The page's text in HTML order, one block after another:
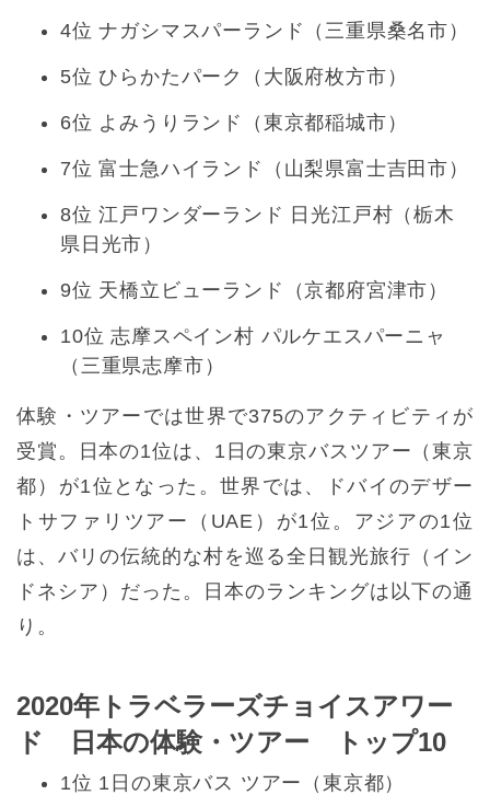
4位 ナガシマスパーランド（三重県桑名市）
5位 ひらかたパーク（大阪府枚方市）
6位 よみうりランド（東京都稲城市）
7位 富士急ハイランド（山梨県富士吉田市）
8位 江戸ワンダーランド 日光江戸村（栃木
県日光市）
9位 天橋立ビューランド（京都府宮津市）
10位 志摩スペイン村 パルケエスパーニャ
（三重県志摩市）
体験・ツアーでは世界で375のアクティビティが
受賞。日本の1位は、1日の東京バスツアー（東京
都）が1位となった。世界では、ドバイのデザー
トサファリツアー（UAE）が1位。アジアの1位
は、バリの伝統的な村を巡る全日観光旅行（イン
ドネシア）だった。日本のランキングは以下の通
り。
2020年トラベラーズチョイスアワー
ド 日本の体験・ツアー トップ10
1位 1日の東京バス ツアー（東京都）